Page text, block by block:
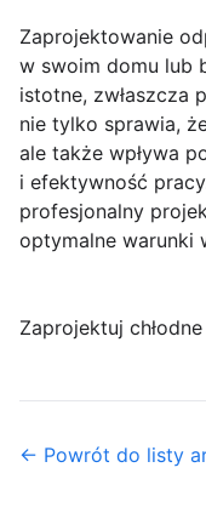
Zaprojektowanie
w swoim domu lub
istotne, zwłaszcza
nie tylko sprawia,
ale także wpływa
i efektywność
profesjonalny
optymalne warunki
Zaprojektuj
← Powrót do listy